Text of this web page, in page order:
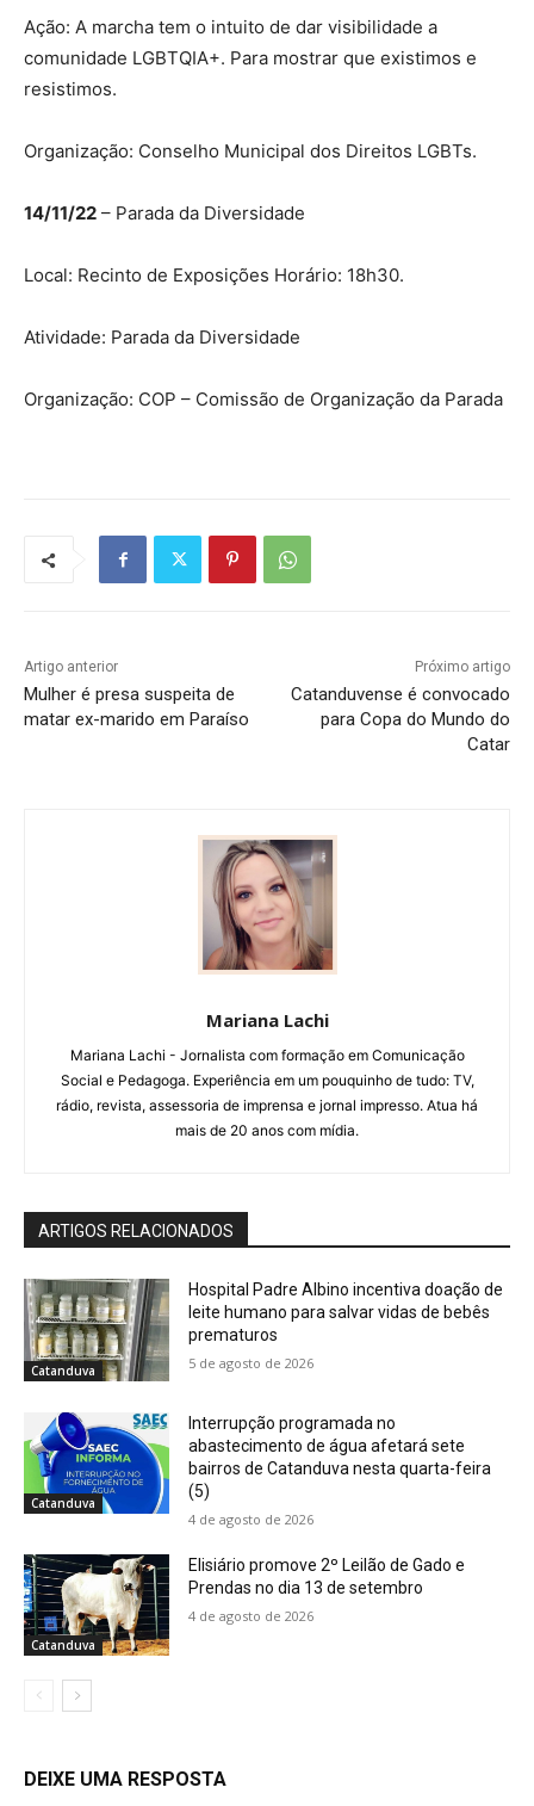
Ação: A marcha tem o intuito de dar visibilidade a
comunidade LGBTQIA+. Para mostrar que existimos e
resistimos.
Organização: Conselho Municipal dos Direitos LGBTs.
14/11/22 – Parada da Diversidade
Local: Recinto de Exposições Horário: 18h30.
Atividade: Parada da Diversidade
Organização: COP – Comissão de Organização da Parada
Artigo anterior
Mulher é presa suspeita de
matar ex-marido em Paraíso
Próximo artigo
Catanduvense é convocado
para Copa do Mundo do
Catar
Mariana Lachi
Mariana Lachi - Jornalista com formação em Comunicação
Social e Pedagoga. Experiência em um pouquinho de tudo: TV,
rádio, revista, assessoria de imprensa e jornal impresso. Atua há
mais de 20 anos com mídia.
ARTIGOS RELACIONADOS
Catanduva
Hospital Padre Albino incentiva doação de
leite humano para salvar vidas de bebês
prematuros
5 de agosto de 2026
Catanduva
Interrupção programada no
abastecimento de água afetará sete
bairros de Catanduva nesta quarta-feira
(5)
4 de agosto de 2026
Catanduva
Elisiário promove 2º Leilão de Gado e
Prendas no dia 13 de setembro
4 de agosto de 2026
DEIXE UMA RESPOSTA